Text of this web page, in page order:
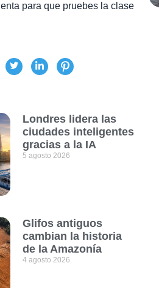
para que pruebes la clase
Londres lidera las
ciudades inteligentes
gracias a la IA
5 agosto 2026
Glifos antiguos
cambian la historia
de la Amazonía
4 agosto 2026